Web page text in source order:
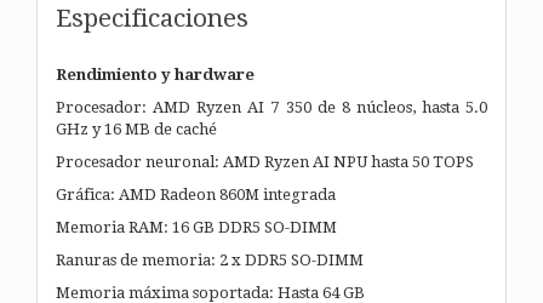
Especificaciones
Rendimiento y hardware
Procesador: AMD Ryzen AI 7 350 de 8 núcleos, hasta 5.0
GHz y 16 MB de caché
Procesador neuronal: AMD Ryzen AI NPU hasta 50 TOPS
Gráfica: AMD Radeon 860M integrada
Memoria RAM: 16 GB DDR5 SO-DIMM
Ranuras de memoria: 2 x DDR5 SO-DIMM
Memoria máxima soportada: Hasta 64 GB